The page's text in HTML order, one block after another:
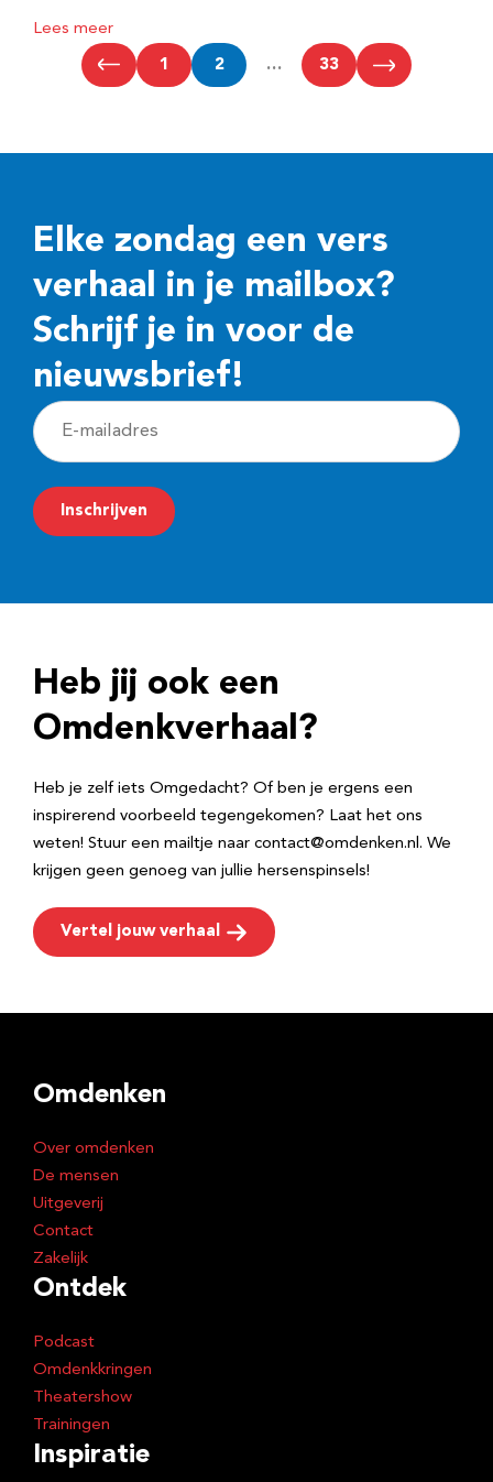
Lees meer
1 2 … 33
Elke zondag een vers
verhaal in je mailbox?
Schrijf je in voor de
nieuwsbrief!
E
-
m
a
r
e
Inschrijven
Heb jij ook een
Omdenkverhaal?
Heb je zelf iets Omgedacht? Of ben je ergens een
inspirerend voorbeeld tegengekomen? Laat het ons
weten! Stuur een mailtje naar contact@omdenken.nl. We
krijgen geen genoeg van jullie hersenspinsels!
Vertel jouw verhaal
Omdenken
Over omdenken
De mensen
Uitgeverij
Contact
Zakelijk
Ontdek
Podcast
Omdenkkringen
Theatershow
Trainingen
Inspiratie